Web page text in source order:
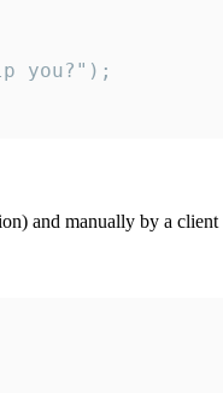
you?");
and manually by a client